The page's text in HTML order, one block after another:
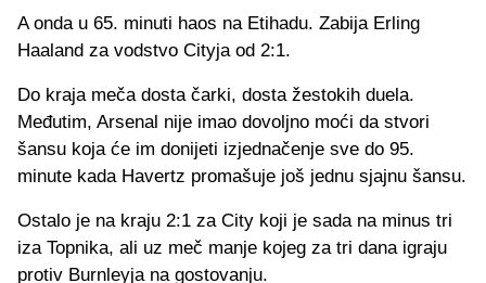
A onda u 65. minuti haos na Etihadu. Zabija Erling
Haaland za vodstvo Cityja od 2:1.
Do kraja meča dosta čarki, dosta žestokih duela.
Međutim, Arsenal nije imao dovoljno moći da stvori
šansu koja će im donijeti izjednačenje sve do 95.
minute kada Havertz promašuje još jednu sjajnu šansu.
Ostalo je na kraju 2:1 za City koji je sada na minus tri
iza Topnika, ali uz meč manje kojeg za tri dana igraju
protiv Burnleyja na gostovanju.